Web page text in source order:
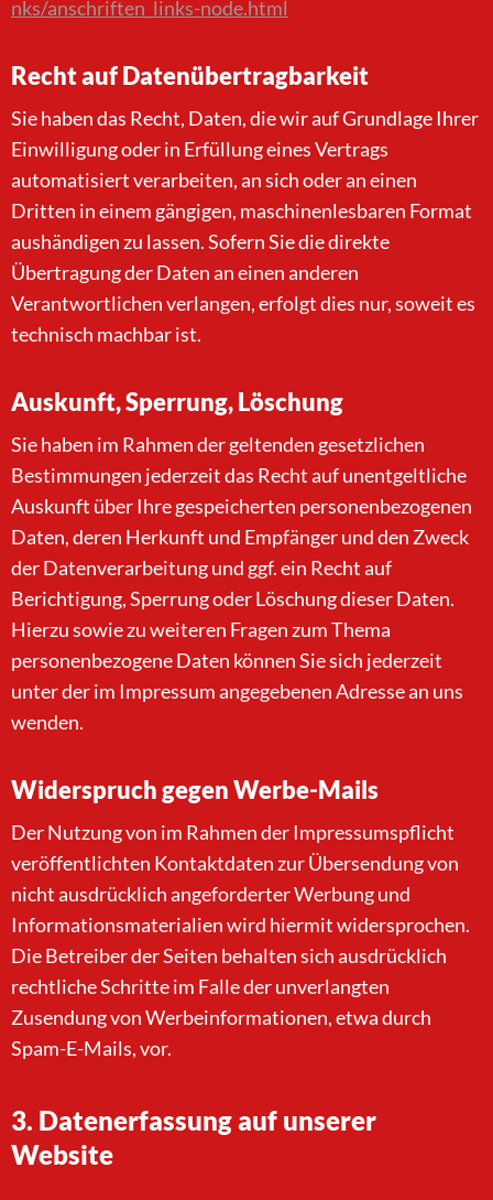
nks/anschriften_links-node.html
Recht auf Datenübertragbarkeit
Sie haben das Recht, Daten, die wir auf Grundlage Ihrer
Einwilligung oder in Erfüllung eines Vertrags
automatisiert verarbeiten, an sich oder an einen
Dritten in einem gängigen, maschinenlesbaren Format
aushändigen zu lassen. Sofern Sie die direkte
Übertragung der Daten an einen anderen
Verantwortlichen verlangen, erfolgt dies nur, soweit es
technisch machbar ist.
Auskunft, Sperrung, Löschung
Sie haben im Rahmen der geltenden gesetzlichen
Bestimmungen jederzeit das Recht auf unentgeltliche
Auskunft über Ihre gespeicherten personenbezogenen
Daten, deren Herkunft und Empfänger und den Zweck
der Datenverarbeitung und ggf. ein Recht auf
Berichtigung, Sperrung oder Löschung dieser Daten.
Hierzu sowie zu weiteren Fragen zum Thema
personenbezogene Daten können Sie sich jederzeit
unter der im Impressum angegebenen Adresse an uns
wenden.
Widerspruch gegen Werbe-Mails
Der Nutzung von im Rahmen der Impressumspflicht
veröffentlichten Kontaktdaten zur Übersendung von
nicht ausdrücklich angeforderter Werbung und
Informationsmaterialien wird hiermit widersprochen.
Die Betreiber der Seiten behalten sich ausdrücklich
rechtliche Schritte im Falle der unverlangten
Zusendung von Werbeinformationen, etwa durch
Spam-E-Mails, vor.
3. Datenerfassung auf unserer
Website